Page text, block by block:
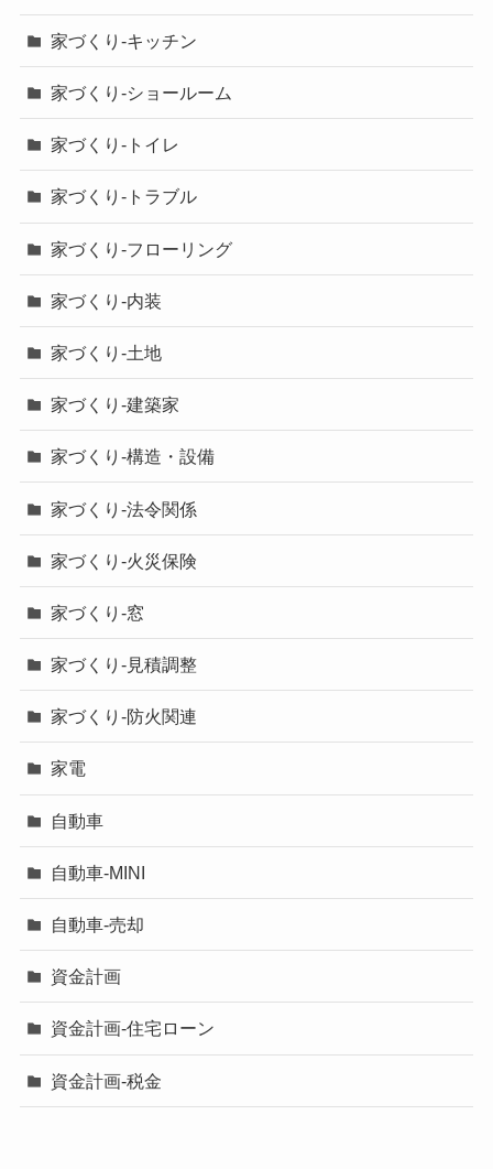
家づくり-キッチン
家づくり-ショールーム
家づくり-トイレ
家づくり-トラブル
家づくり-フローリング
家づくり-内装
家づくり-土地
家づくり-建築家
家づくり-構造・設備
家づくり-法令関係
家づくり-火災保険
家づくり-窓
家づくり-見積調整
家づくり-防火関連
家電
自動車
自動車-MINI
自動車-売却
資金計画
資金計画-住宅ローン
資金計画-税金